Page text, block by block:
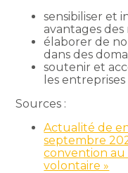
sensibiliser et
avantages
élaborer de
dans des
soutenir et
les
Sources :
Actualité de
septembre
convention
volontaire »